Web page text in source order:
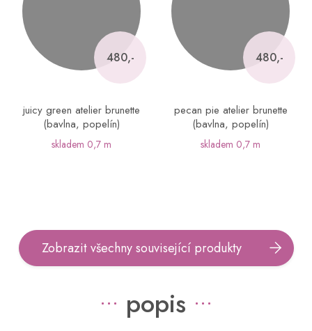
480,-
juicy green atelier brunette
(bavlna, popelín)
skladem 0,7 m
480,-
pecan pie atelier brunette
(bavlna, popelín)
skladem 0,7 m
Zobrazit všechny související produkty
popis